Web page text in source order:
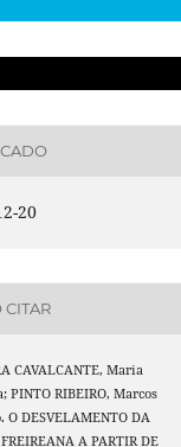
20
CITAR
CAVALCANTE, Maria
PINTO RIBEIRO, Marcos
O DESVELAMENTO DA
A PARTIR DE